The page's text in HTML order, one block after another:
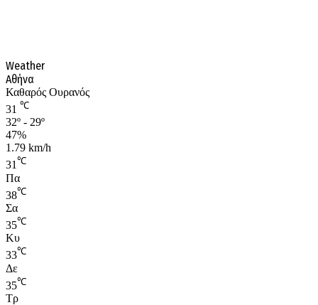
Weather
Αθήνα
Καθαρός Ουρανός
31 ℃
32º - 29º
47%
1.79 km/h
31℃
Πα
38℃
Σα
35℃
Κυ
33℃
Δε
35℃
Τρ